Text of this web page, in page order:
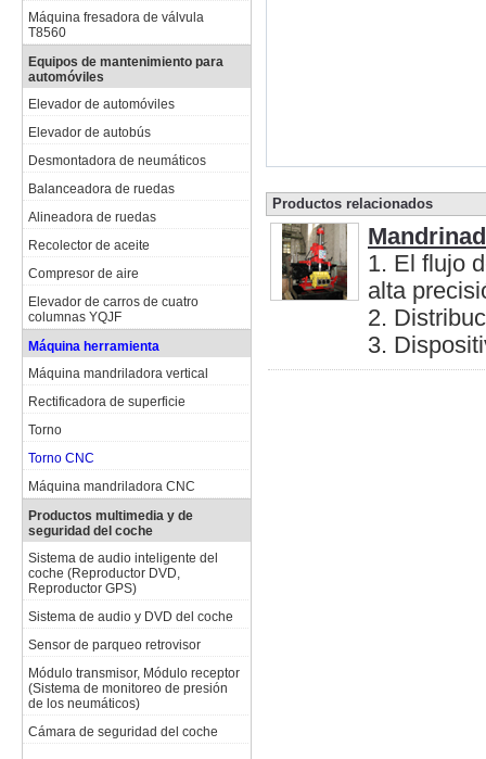
Máquina fresadora de válvula
T8560
Equipos de mantenimiento para
automóviles
Elevador de automóviles
Elevador de autobús
Desmontadora de neumáticos
Balanceadora de ruedas
Alineadora de ruedas
Recolector de aceite
Compresor de aire
Elevador de carros de cuatro
columnas YQJF
Máquina herramienta
Máquina mandriladora vertical
Rectificadora de superficie
Torno
Torno CNC
Máquina mandriladora CNC
Productos multimedia y de
seguridad del coche
Sistema de audio inteligente del
coche (Reproductor DVD,
Reproductor GPS)
Sistema de audio y DVD del coche
Sensor de parqueo retrovisor
Módulo transmisor, Módulo receptor
(Sistema de monitoreo de presión
de los neumáticos)
Cámara de seguridad del coche
Productos relacionados
1. El flujo
alta
2.
3.